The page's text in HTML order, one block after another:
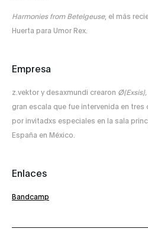
Harmonies from Betelgeuse, el más
Huerta para Umor Rex.
Empresa
z.vektor y desaxmundi crearon Ø{Exsis},
gran escala que fue intervenida en
por invitadxs especiales en la sala
España en México.
Enlaces
Bandcamp